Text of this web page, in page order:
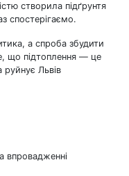
створила підґрунтя
спостерігаємо.
а спроба збудити
що підтоплення — це
Львів
впровадженні